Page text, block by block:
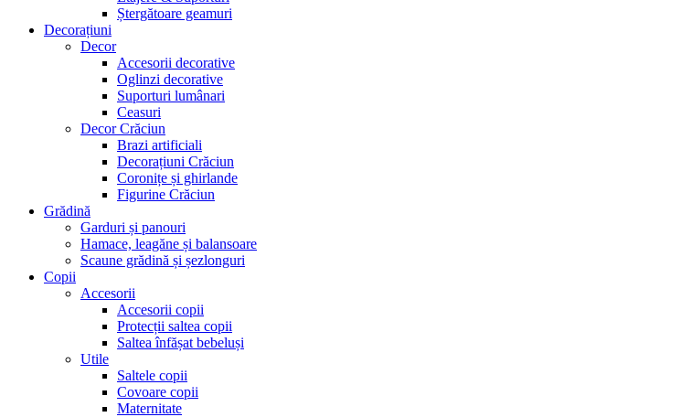
Ștergătoare geamuri
Decorațiuni
Decor
Accesorii decorative
Oglinzi decorative
Suporturi lumânari
Ceasuri
Decor Crăciun
Brazi artificiali
Decorațiuni Crăciun
Coronițe și ghirlande
Figurine Crăciun
Grădină
Garduri și panouri
Hamace, leagăne și balansoare
Scaune grădină și șezlonguri
Copii
Accesorii
Accesorii copii
Protecții saltea copii
Saltea înfășat bebeluși
Utile
Saltele copii
Covoare copii
Maternitate